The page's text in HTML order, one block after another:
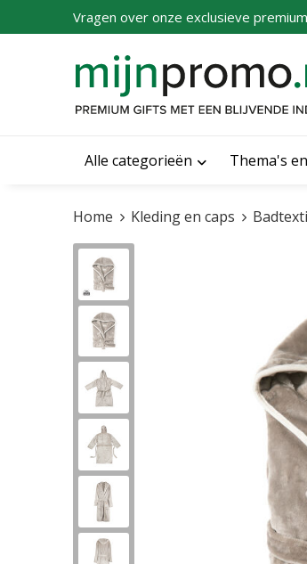
Vragen over onze exclusieve
Alle categorieën Thema's
Home Kleding en caps